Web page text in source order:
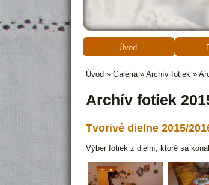
Úvod
Úvod » Galéria» Archív fotiek »
Archív fotiek
Tvorivé dielne 2015/
Výber fotiek z dielní, ktoré sa